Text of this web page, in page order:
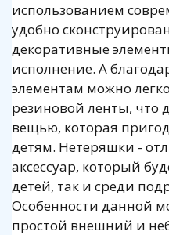
использованием
удобно
декоративные
исполнение. А
элементам можно
резиновой ленты, что
вещью, которая
детям. Нетеряшки -
аксессуар, который
детей, так и среди
Особенности данной
простой внешний и